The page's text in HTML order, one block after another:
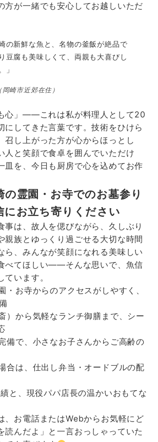
方が一緒でも安心してお越しいただ
の新鮮な魚と、名物の釜飯が絶品で
豆腐も美味しくて、両親も大喜びし
」
崎市近郊在住）
心」——これは私が料理人として20
にしてきた言葉です。技術をひけら
召し上がった方が心からほっとし
人と笑顔で食卓を囲んでいただけ
皿を、今日も厨房で心を込めてお作
の霊園・お寺でのお墓参り
にお立ち寄りください
事は、故人を偲びながら、久しぶり
親族とゆっくり過ごせる大切な時間
ら、みんなが笑顔になれる美味しい
べてほしい——そんな思いで、魚信
います。
・お寺からのアクセスがしやすく、
）から気軽なランチ御膳まで、シー
備で、小さなお子さんからご高齢の
合は、仕出し弁当・オードブルの配
と、現役パパ店長の温かいおもてな
、お電話またはWebからお気軽にど
読んだよ」と一言おっしゃっていた